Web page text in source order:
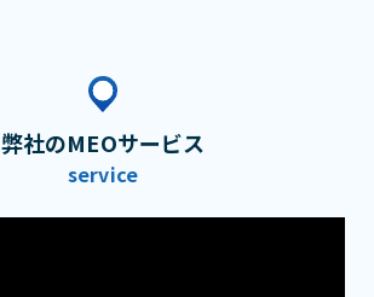
弊社のMEOサービス
service